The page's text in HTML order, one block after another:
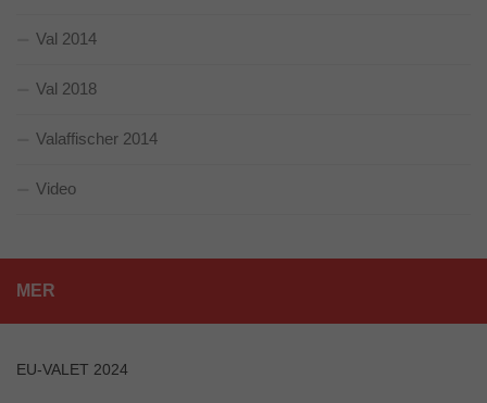
Val 2014
Val 2018
Valaffischer 2014
Video
MER
EU-VALET 2024